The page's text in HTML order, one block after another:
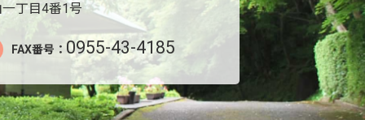
丁目4番1号
FAX番号： 0955-43-4185